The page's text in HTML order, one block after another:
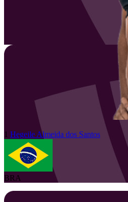
1 Hegeile Almeida dos Santos
BRA